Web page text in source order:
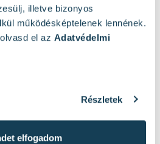
illetve bizonyos
működésképtelenek lennének.
el az Adatvédelmi
Részletek
elfogadom